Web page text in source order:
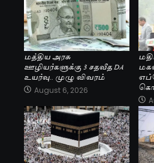
மத்திய அரசு
ஊழியர்களுக்கு 3 சதவீத DA
உயர்வு.. முழு விவரம்
August 6, 2026